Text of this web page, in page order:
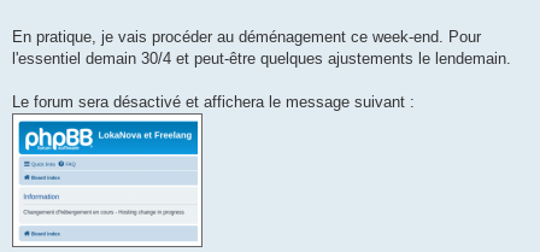
En pratique, je vais procéder au déménagement ce week-end. Pour
l'essentiel demain 30/4 et peut-être quelques ajustements le lendemain.
Le forum sera désactivé et affichera le message suivant :